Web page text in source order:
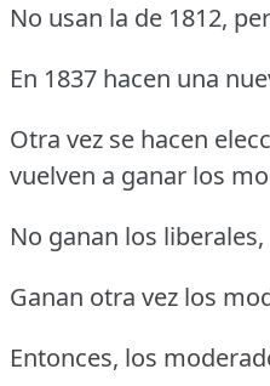
No usan la de 1812,
En 1837 hacen una
Otra vez se hacen
vuelven a ganar los
No ganan los
Ganan otra vez los
Entonces, los